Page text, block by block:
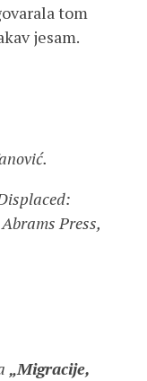
tom
jesam.
Press,
„Migracije,